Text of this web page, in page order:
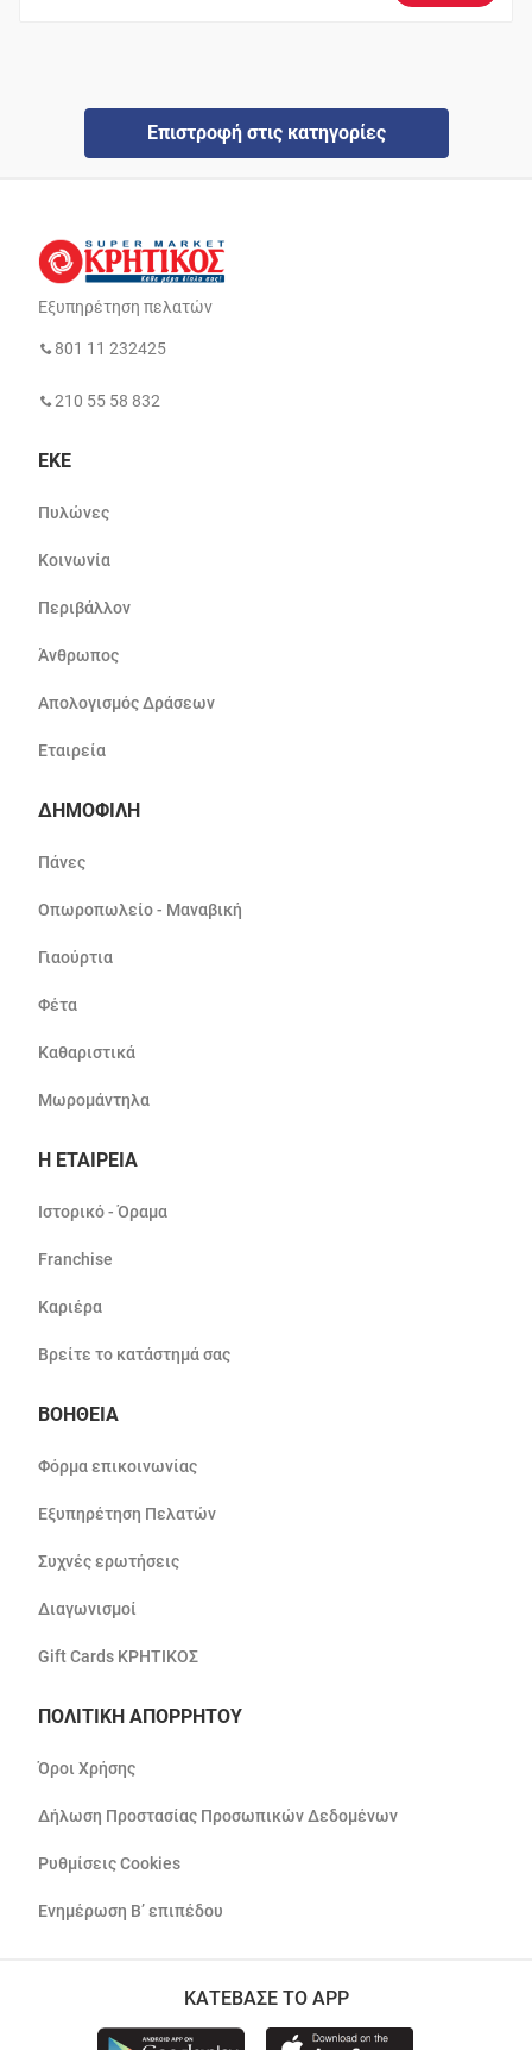
Επιστροφή στις κατηγορίες
Εξυπηρέτηση πελατών
801 11 232425
210 55 58 832
ΕΚΕ
Πυλώνες
Κοινωνία
Περιβάλλον
Άνθρωπος
Απολογισμός Δράσεων
Εταιρεία
ΔΗΜΟΦΙΛΗ
Πάνες
Οπωροπωλείο - Μαναβική
Γιαούρτια
Φέτα
Καθαριστικά
Μωρομάντηλα
Η ΕΤΑΙΡΕΙΑ
Ιστορικό - Όραμα
Franchise
Καριέρα
Βρείτε το κατάστημά σας
ΒΟΗΘΕΙΑ
Φόρμα επικοινωνίας
Εξυπηρέτηση Πελατών
Συχνές ερωτήσεις
Διαγωνισμοί
Gift Cards ΚΡΗΤΙΚΟΣ
ΠΟΛΙΤΙΚΗ ΑΠΟΡΡΗΤΟΥ
Όροι Χρήσης
Δήλωση Προστασίας Προσωπικών Δεδομένων
Ρυθμίσεις Cookies
Ενημέρωση Β’ επιπέδου
ΚΑΤΕΒΑΣΕ ΤΟ APP